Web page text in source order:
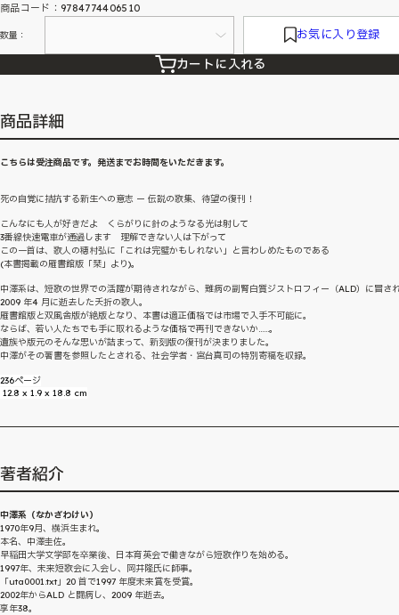
商品コード：9784774406510
数量： お気に入り登録
カートに入れる
商品詳細
こちらは受注商品です。発送までお時間をいただきます。
死の自覚に拮抗する新生への意志 ー 伝説の歌集、待望の復刊！
こんなにも人が好きだよ くらがりに針のようなる光は射して
3番線快速電車が通過します 理解できない人は下がって
この一首は、歌人の穂村弘に「これは完璧かもしれない」と言わしめたものである
(本書掲載の雁書館版「栞」より)。
中澤系は、短歌の世界での活躍が期待されながら、難病の副腎白質ジストロフィー（ALD）に冒さ
2009 年4 月に逝去した夭折の歌人。
雁書館版と双風舎版が絶版となり、本書は適正価格では市場で入手不可能に。
ならば、若い人たちでも手に取れるような価格で再刊できないか……。
遺族や版元のそんな思いが詰まって、新刻版の復刊が決まりました。
中澤がその著書を参照したとされる、社会学者・宮台真司の特別寄稿を収録。
236ページ
12.8 x 1.9 x 18.8 cm
著者紹介
中澤系（なかざわけい）
1970年9月、横浜生まれ。
本名、中澤圭佐。
早稲田大学文学部を卒業後、日本育英会で働きながら短歌作りを始める。
1997年、未来短歌会に入会し、岡井隆氏に師事。
「uta0001.txt」20 首で1997 年度未来賞を受賞。
2002年からALD と闘病し、2009 年逝去。
享年38。